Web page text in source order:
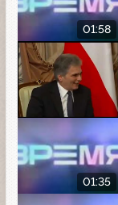
01:58
01:35